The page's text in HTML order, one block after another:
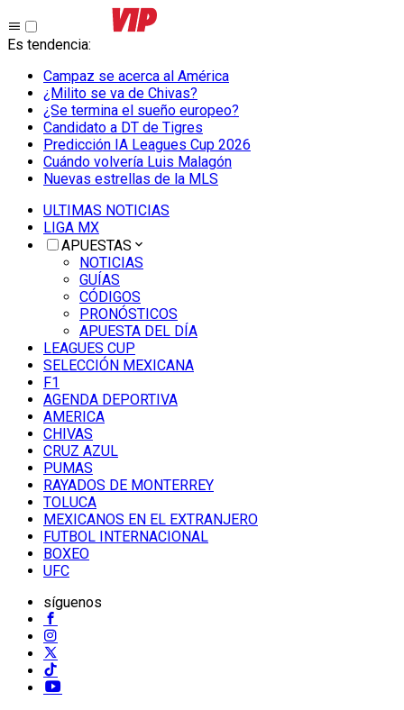
Es tendencia:
Campaz se acerca al América
¿Milito se va de Chivas?
¿Se termina el sueño europeo?
Candidato a DT de Tigres
Predicción IA Leagues Cup 2026
Cuándo volvería Luis Malagón
Nuevas estrellas de la MLS
ULTIMAS NOTICIAS
LIGA MX
APUESTAS
NOTICIAS
GUÍAS
CÓDIGOS
PRONÓSTICOS
APUESTA DEL DÍA
LEAGUES CUP
SELECCIÓN MEXICANA
F1
AGENDA DEPORTIVA
AMERICA
CHIVAS
CRUZ AZUL
PUMAS
RAYADOS DE MONTERREY
TOLUCA
MEXICANOS EN EL EXTRANJERO
FUTBOL INTERNACIONAL
BOXEO
UFC
síguenos